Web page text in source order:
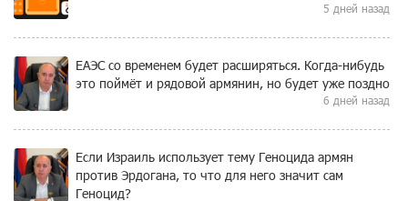
5 дней назад
ЕАЭС со временем будет расширяться. Когда-нибудь
это поймёт и рядовой армянин, но будет уже поздно
6 дней назад
Если Израиль использует тему Геноцида армян
против Эрдогана, то что для него значит сам
Геноцид?